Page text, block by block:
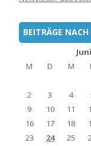
BEITRÄGE
M
D M
2
3 4
9
10 11
16
17 18
23
24 25